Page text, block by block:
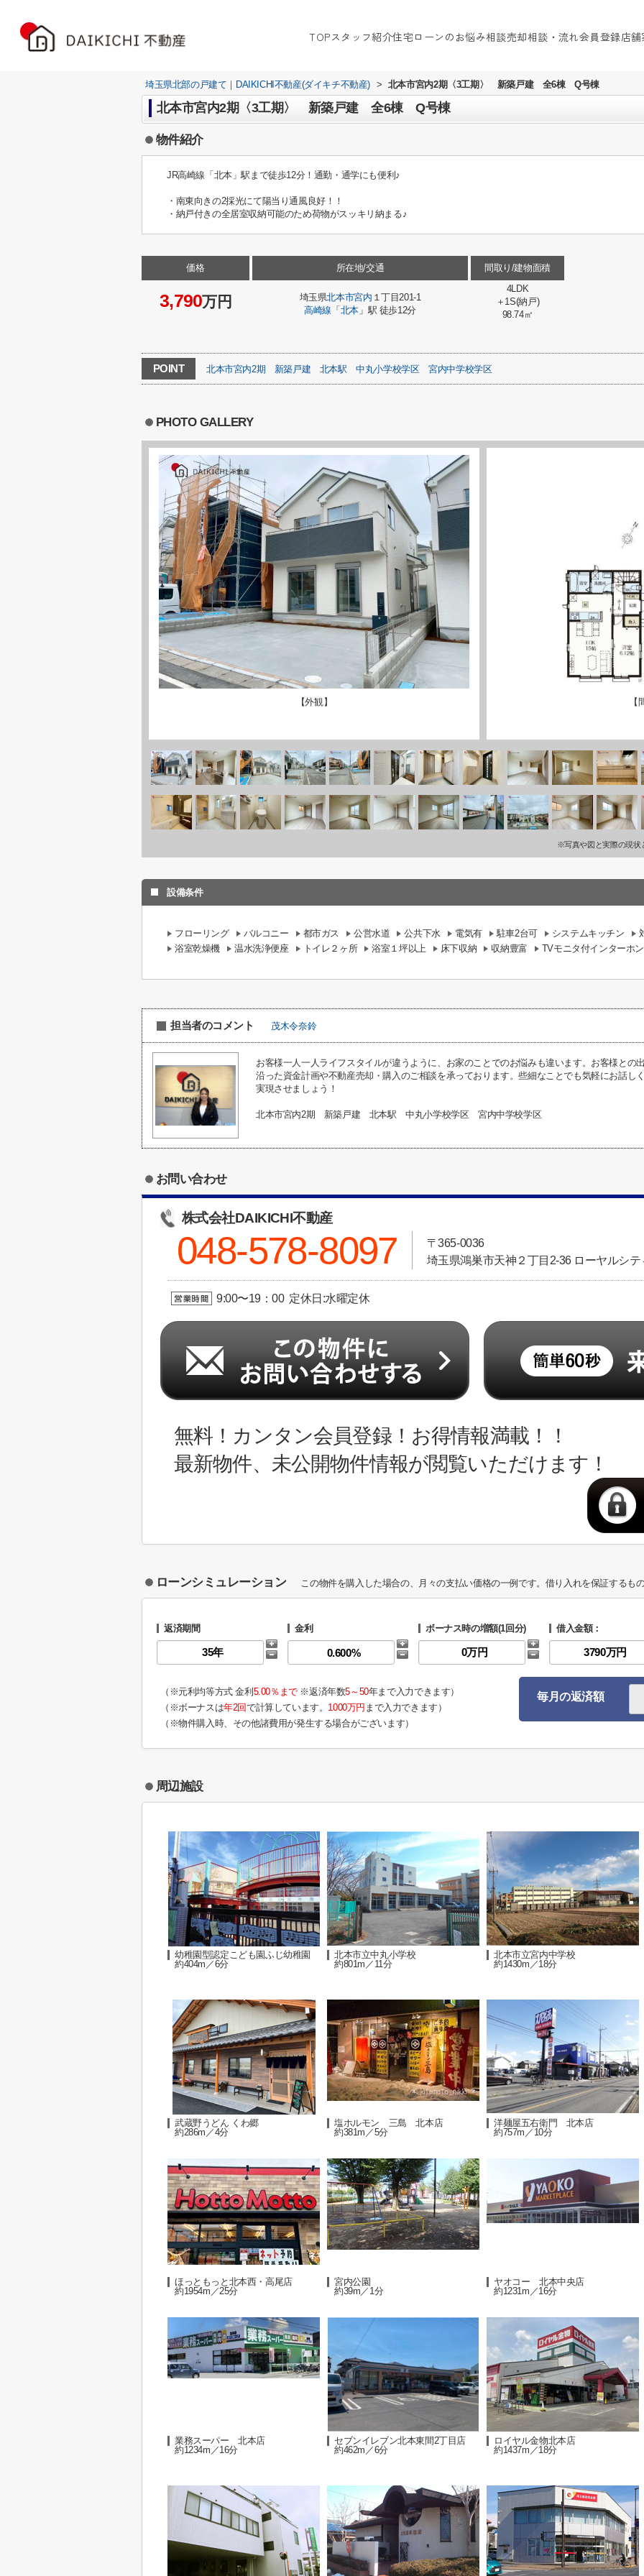
TOPスタッフ紹介住宅ローンのお悩み相談売却相談・流れ会員登録店
埼玉県北部の戸建て｜DAIKICHI不動産(ダイキチ不動産) > 北本市宮内2期〈3工期〉 新築戸建 全6棟 Q号棟
北本市宮内2期〈3工期〉 新築戸建 全6棟 Q号棟
物件紹介
JR高崎線「北本」駅まで徒歩12分！通勤・通学にも便利♪
・南東向きの2採光にて陽当り通風良好！！
・納戸付きの全居室収納可能のため荷物がスッキリ納まる♪
価格
3,790万円
所在地/交通
埼玉県北本市宮内 １丁目201-1
高崎線 「 北本」駅 徒歩12分
間取り/建物面積
4LDK
＋1S(納戸)
98.74㎡
POINT 北本市宮内2期 新築戸建 北本駅 中丸小学校学区 宮内中学校学区
PHOTO GALLERY
【外観】
※写真や図と実際の現状
設備条件
フローリング バルコニー 都市ガス 公営水道 公共下水 電気有 駐車2台可 システムキッチン
浴室乾燥機
温水洗浄便座 トイレ２ヶ所 浴室１坪以上 床下収納 収納豊富 TVモニタ付インターホン
担当者のコメント 茂木令奈鈴
お客様一人一人ライフスタイルが違うように、お家のことでのお悩みも違います。お客様との
沿った資金計画や不動産売却・購入のご相談を承っております。些細なことでも気軽にお話し
実現させましょう！
北本市宮内2期 新築戸建 北本駅 中丸小学校学区 宮内中学校学区
お問い合わせ
株式会社DAIKICHI不動産
048-578-8097
〒365-0036
埼玉県鴻巣市天神２丁目2-36 ローヤルシ
9:00〜19：00 定休日:水曜定休
無料！カンタン会員登録！お得情報満載！！
最新物件、未公開物件情報が閲覧いただけます！
ローンシミュレーション この物件を購入した場合の、月々の支払い価格の一例です。借り入れを保証するも
返済期間 金利 ボーナス時の増額(1回分) 借入金額：
（※元利均等方式 金利 5.00％まで※返済年数5～50年まで入力できます）
（※ボーナスは年2回で計算しています。 1000万円 まで入力できます）
（※物件購入時、その他諸費用が発生する場合がございます）
毎月の返済額
周辺施設
幼稚園型認定こども園ふじ幼稚園
約404m／6分
北本市立中丸小学校
約801m／11分
北本市立宮内中学校
約1430m／18分
武蔵野うどん くわ郷
約286m／4分
塩ホルモン 三島 北本店
約381m／5分
洋麺屋五右衛門 北本店
約757m／10分
ほっともっと北本西・高尾店
約1954m／25分
宮内公園
約39m／1分
ヤオコー 北本中央店
約1231m／16分
業務スーパー 北本店
約1234m／16分
セブンイレブン北本東間2丁目店
約462m／6分
ロイヤル金物北本店
約1437m／18分